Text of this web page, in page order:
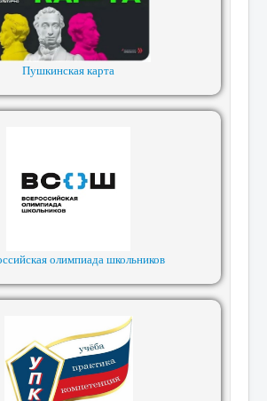
Пушкинская карта
олимпиада школьников